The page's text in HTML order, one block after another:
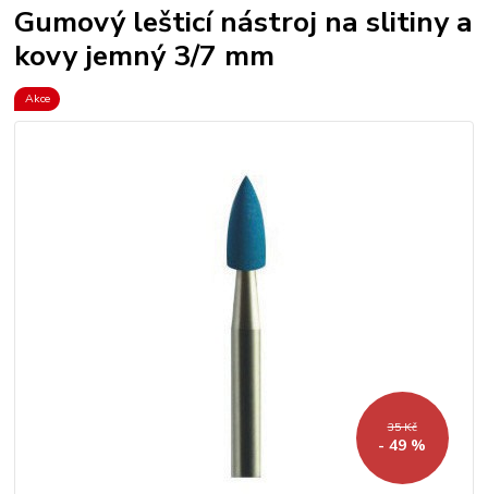
Gumový lešticí nástroj na slitiny a
kovy jemný 3/7 mm
Akce
35 Kč
- 49 %